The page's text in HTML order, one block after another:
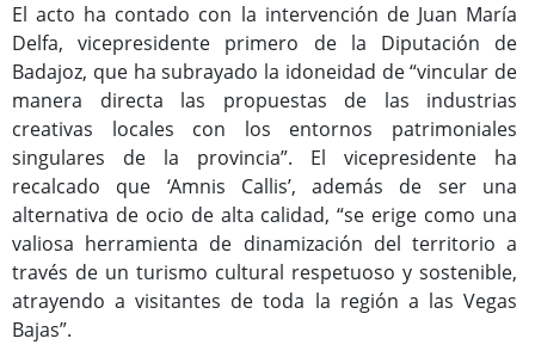
Programas Culturales
El acto ha contado con la intervención de Juan María
Delfa, vicepresidente primero de la Diputación de
Badajoz, que ha subrayado la idoneidad de “vincular de
manera directa las propuestas de las industrias
creativas locales con los entornos patrimoniales
singulares de la provincia”. El vicepresidente ha
recalcado que ‘Amnis Callis’, además de ser una
alternativa de ocio de alta calidad, “se erige como una
valiosa herramienta de dinamización del territorio a
través de un turismo cultural respetuoso y sostenible,
atrayendo a visitantes de toda la región a las Vegas
Bajas”.